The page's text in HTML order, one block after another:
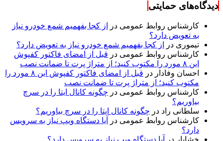
دیدگاه‌های حمایتی
کارشناس روابط عمومی در
از کجا بفهمیم شمع خودرو نیاز
به تعویض دارد؟
تیموری در
از کجا بفهمیم شمع خودرو نیاز به تعویض دارد؟
کارشناس روابط عمومی در قبل از امضای فاکتور کفپوش
این ۸ مورد را مکتوب کنید؛ از متراژ پرت تا ضمانت نصب
احسان وفادار در
قبل از امضای فاکتور کفپوش این ۸ مورد را
مکتوب کنید؛ از متراژ پرت تا ضمانت نصب
کارشناس روابط عمومی در چگونه کانال ایتا را در سرچ
بیاوریم؟
سلطانی راد در چگونه کانال ایتا را در سرچ بیاوریم؟
کارشناس روابط عمومی در
آیا دستگاه ویپ نیاز به سرویس
دارد؟
خشایار در آیا دستگاه ویپ نیاز به سرویس دارد؟